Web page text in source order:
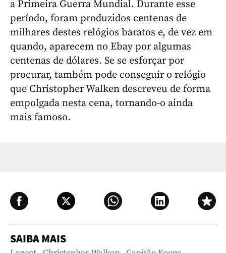
a Primeira Guerra Mundial. Durante esse
período, foram produzidos centenas de
milhares destes relógios baratos e, de vez em
quando, aparecem no Ebay por algumas
centenas de dólares. Se se esforçar por
procurar, também pode conseguir o relógio
que Christopher Walken descreveu de forma
empolgada nesta cena, tornando-o ainda
mais famoso.
SAIBA MAIS